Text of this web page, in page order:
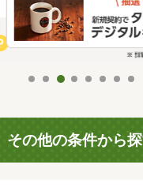
その他の条件から